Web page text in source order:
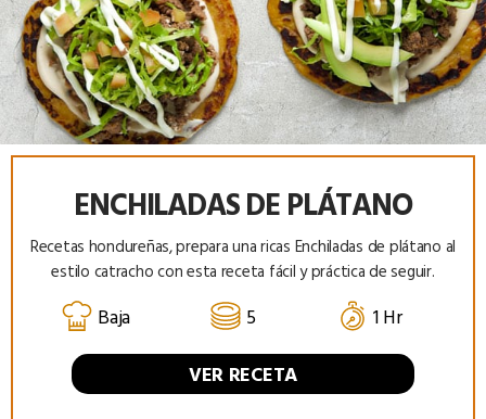
ENCHILADAS DE PLÁTANO
Recetas hondureñas, prepara una ricas Enchiladas de plátano al
estilo catracho con esta receta fácil y práctica de seguir.
Baja 5
1 Hr
VER RECETA